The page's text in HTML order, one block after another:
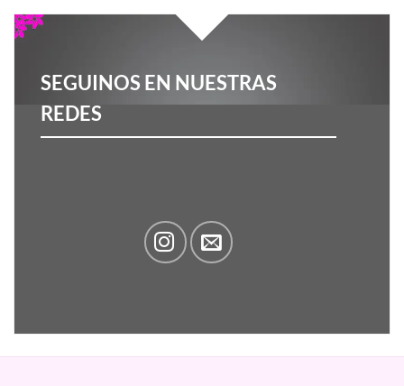
SEGUINOS EN NUESTRAS
REDES